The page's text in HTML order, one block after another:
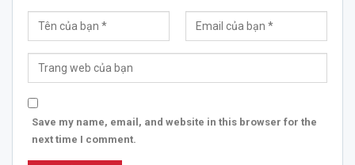
Save my name, email, and website in this browser for the
next time I comment.